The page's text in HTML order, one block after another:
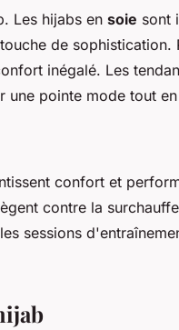
Les hijabs en soie sont
de sophistication.
inégalé. Les
une pointe mode tout
confort et
contre la
sessions